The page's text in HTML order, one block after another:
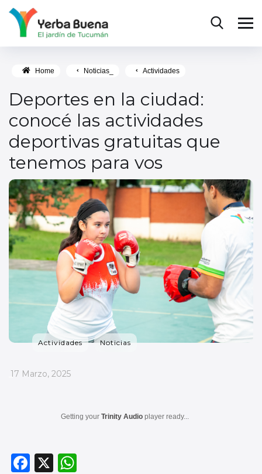
Home Noticias_ Actividades
Deportes en la ciudad:
conocé las actividades
deportivas gratuitas que
tenemos para vos
Actividades Noticias
_
17 Marzo, 2025
Getting your Trinity Audio player ready...
F
X